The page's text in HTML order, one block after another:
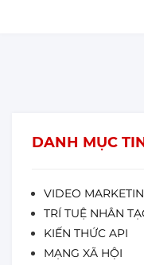
DANH MỤC
VIDEO
TRÍ TUỆ NHÂN
KIẾN THỨC API
MẠNG XÃ HỘI